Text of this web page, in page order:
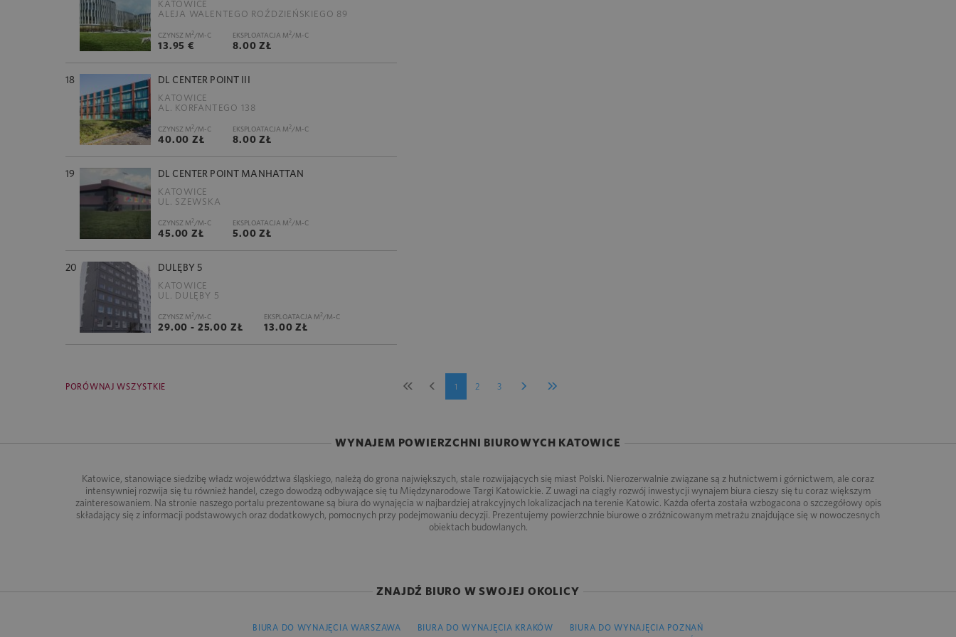
KATOWICE
ALEJA WALENTEGO ROŹDZIEŃSKIEGO 89
CZYNSZ M2/M-C
13.95 €
EKSPLOATACJA M2/M-C
8.00 ZŁ
18 DL CENTER POINT III
KATOWICE
AL. KORFANTEGO 138
CZYNSZ M2/M-C
40.00 ZŁ
EKSPLOATACJA M2/M-C
8.00 ZŁ
19 DL CENTER POINT MANHATTAN
KATOWICE
UL. SZEWSKA
CZYNSZ M2/M-C
45.00 ZŁ
EKSPLOATACJA M2/M-C
5.00 ZŁ
20 DULĘBY 5
KATOWICE
UL. DULĘBY 5
CZYNSZ M2/M-C
29.00 - 25.00 ZŁ
EKSPLOATACJA M2/M-C
13.00 ZŁ
PORÓWNAJ WSZYSTKIE 1 2 3
WYNAJEM POWIERZCHNI BIUROWYCH KATOWICE
Katowice, stanowiące siedzibę władz województwa śląskiego, należą do grona największych, stale rozwijających się miast Polski. Nierozerwalnie związane są z hutnictwem i górnictwem, ale coraz
intensywniej rozwija się tu również handel, czego dowodzą odbywające się tu Międzynarodowe Targi Katowickie. Z uwagi na ciągły rozwój inwestycji wynajem biura cieszy się tu coraz większym
zainteresowaniem. Na stronie naszego portalu prezentowane są biura do wynajęcia w najbardziej atrakcyjnych lokalizacjach na terenie Katowic. Każda oferta została wzbogacona o szczegółowy opis
składający się z informacji podstawowych oraz dodatkowych, pomocnych przy podejmowaniu decyzji. Prezentujemy powierzchnie biurowe o zróżnicowanym metrażu znajdujące się w nowoczesnych
obiektach budowlanych.
ZNAJDŹ BIURO W SWOJEJ OKOLICY
BIURA DO WYNAJĘCIA WARSZAWA BIURA DO WYNAJĘCIA KRAKÓW
BIURA DO WYNAJĘCIA POZNAŃ